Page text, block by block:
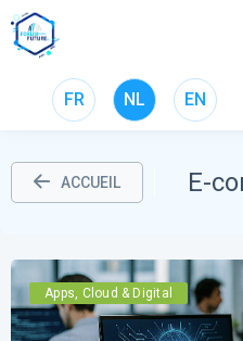
FR NL EN
ACCUEIL E-
Apps, Cloud & Digital